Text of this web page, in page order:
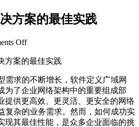
方案的最佳实践
Off
方案的最佳实践
需求的不断增长，软件定义广域网
为了企业网络架构中的重要组成部
提供更高效、更灵活、更安全的网络
复杂的业务需求。然而，如何成功实
现其最佳性能，是众多企业面临的挑